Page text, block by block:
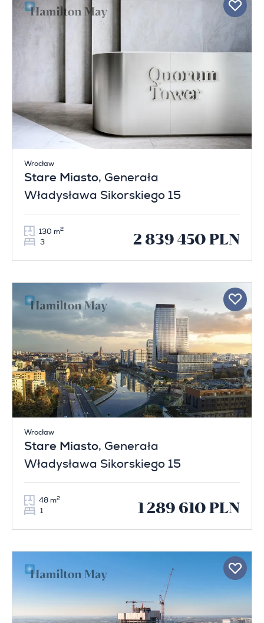
Wrocław
Stare Miasto, Generała
Władysława Sikorskiego 15
130 m2
3 2 839 450 PLN
Wrocław
Stare Miasto, Generała
Władysława Sikorskiego 15
48 m2
1 1 289 610 PLN